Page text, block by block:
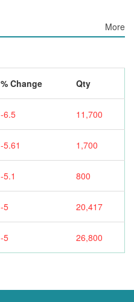
More
% Change Qty
-6.5 11,700
-5.61 1,700
-5.1 800
-5 20,417
-5 26,800